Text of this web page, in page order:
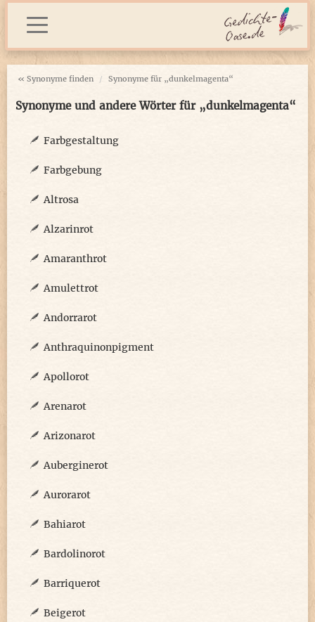
« Synonyme finden Synonyme für „dunkelmagenta“
Synonyme und andere Wörter für „dunkelmagenta“
Farbgestaltung
Farbgebung
Altrosa
Alzarinrot
Amaranthrot
Amulettrot
Andorrarot
Anthraquinonpigment
Apollorot
Arenarot
Arizonarot
Auberginerot
Aurorarot
Bahiarot
Bardolinorot
Barriquerot
Beigerot